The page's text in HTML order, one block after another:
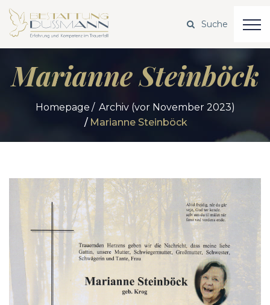
Marianne Steinböck
Homepage
Archiv (vor November 2023)
Marianne Steinböck